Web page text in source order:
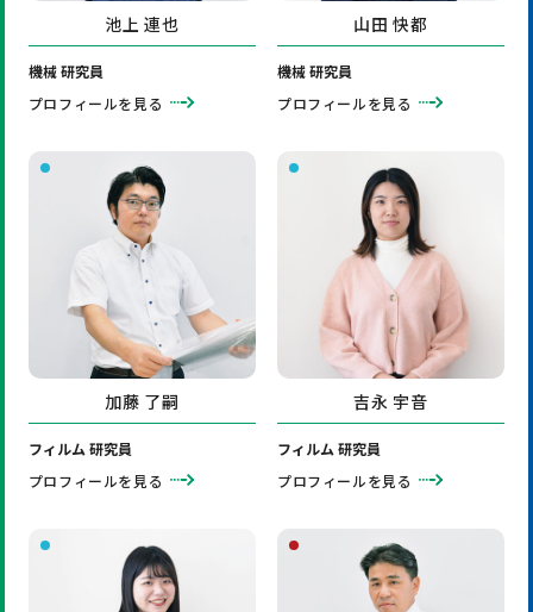
池上 連也
機械 研究員
プロフィールを見る
山田 快都
機械 研究員
プロフィールを見る
加藤 了嗣
フィルム 研究員
プロフィールを見る
吉永 宇音
フィルム 研究員
プロフィールを見る